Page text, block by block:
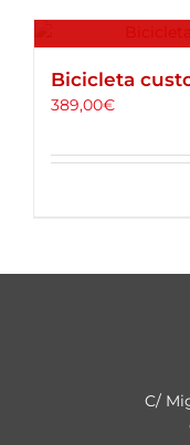
Bicicleta
389,00€
C/